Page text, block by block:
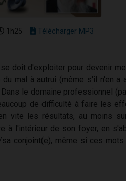
1h25 Télécharger MP3
doit d'exploiter pour devenir
mal à autrui (même s'il n'en a
le domaine professionnel
de difficulté à faire les
vite les résultats, au moins
à l'intérieur de son foyer, en
conjoint(e), même si ces